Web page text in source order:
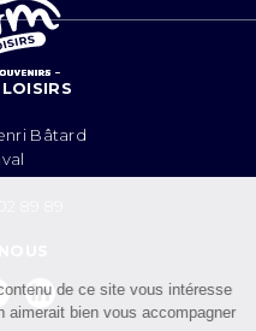
Bâtard
LinkedIn